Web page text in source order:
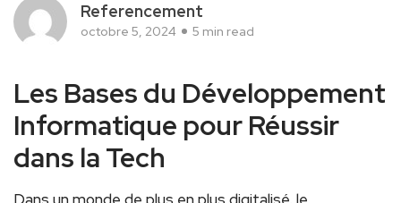
Referencement
octobre 5, 2024 5 min read
Les Bases du Développement
Informatique⁢ pour⁤ Réussir
dans la Tech